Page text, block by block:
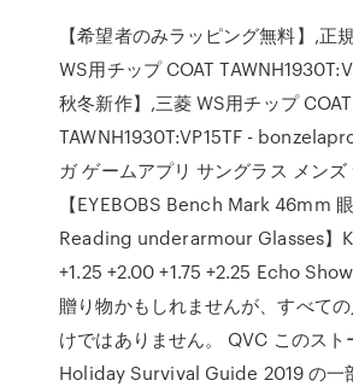
【希望者のみラッピング無料】,正
WS用チップ COAT
秋冬新作】,三菱 WS用チップ COAT
TAWNH1930T:VP15TF -
ガ ゲームアプリ サングラス メンズ
【EYEBOBS Bench Mark 46mm
Reading underarmour Glasses】
+1.25 +2.00 +1.75 +2.25 Echo
贈り物かもしれませんが、すべて
けではありません。 QVC このスト
Holiday Survival Guide 2019 の一